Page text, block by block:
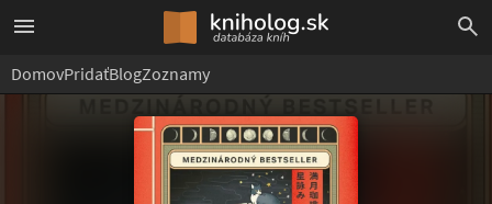
DomovPridaťBlogZoznamy